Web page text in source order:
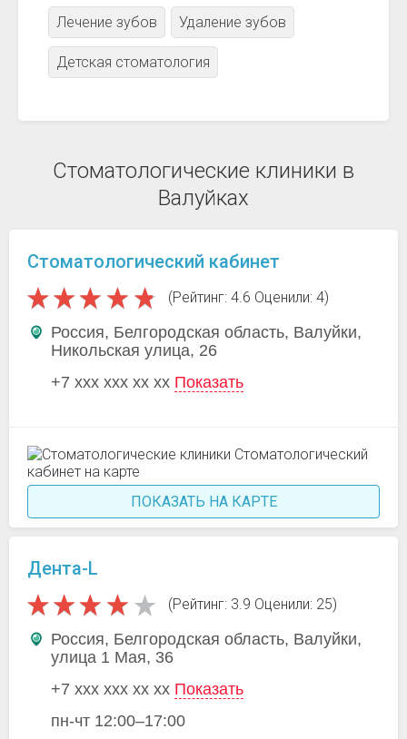
Лечение зубов Удаление зубов
Детская стоматология
Стоматологические клиники в
Валуйках
Стоматологический кабинет
(Рейтинг: 4.6 Оценили: 4)
Россия, Белгородская область, Валуйки,
Никольская улица, 26
+7 xxx xxx xx xx Показать
ПОКАЗАТЬ НА КАРТЕ
Дента-L
(Рейтинг: 3.9 Оценили: 25)
Россия, Белгородская область, Валуйки,
улица 1 Мая, 36
+7 xxx xxx xx xx Показать
пн-чт 12:00–17:00